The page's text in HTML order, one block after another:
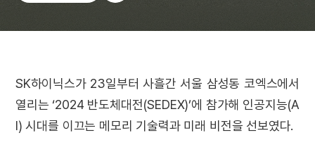
하
SK하이닉스가 23일부터 사흘간 서울 삼성동 코엑스에서
열리는 ‘2024 반도체대전(SEDEX)’에 참가해 인공지능(A
I) 시대를 이끄는 메모리 기술력과 미래 비전을 선보였다.